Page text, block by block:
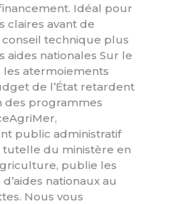
Idéal pour
claires avant de
technique plus
aides nationales Sur le
les atermoiements
de l’État retardent
des programmes
public administratif
tutelle du ministère en
publie les
nationaux au
Nous vous